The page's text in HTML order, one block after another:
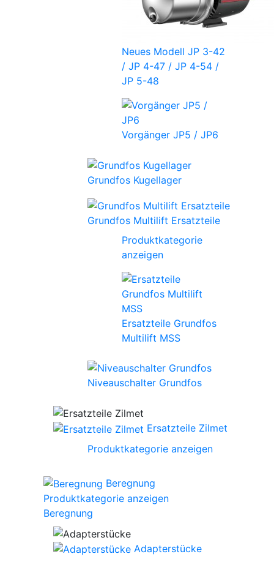
Neues Modell JP 3-42
/ JP 4-47 / JP 4-54 /
JP 5-48
Vorgänger JP5 / JP6
Grundfos Kugellager
Grundfos Multilift Ersatzteile
Produktkategorie
anzeigen
Ersatzteile Grundfos
Multilift MSS
Niveauschalter Grundfos
Ersatzteile Zilmet
Produktkategorie anzeigen
Beregnung
Produktkategorie anzeigen
Beregnung
Adapterstücke